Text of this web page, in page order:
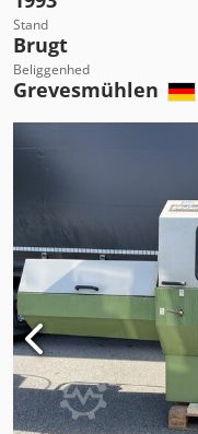
Stand
Brugt
Beliggenhed
Grevesmühlen